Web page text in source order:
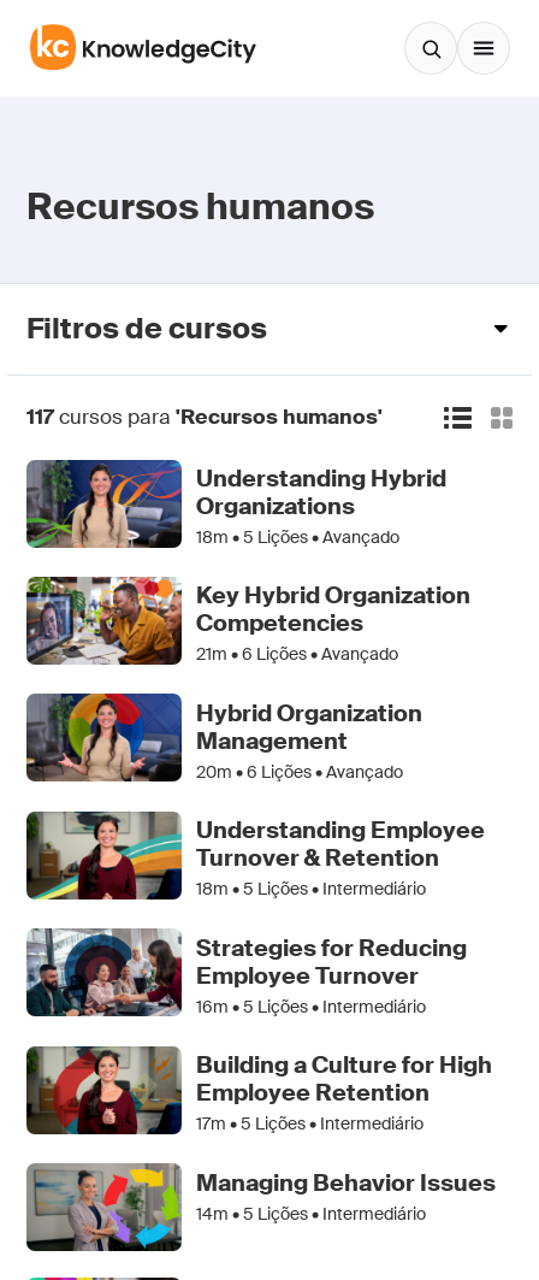
Recursos humanos
Filtros de cursos
117cursos para 'Recursos humanos'
Understanding Hybrid
Organizations
18m •5 Lições • Avançado
Key Hybrid Organization
Competencies
21m •6 Lições • Avançado
Hybrid Organization
Management
20m •6 Lições • Avançado
Understanding Employee
Turnover & Retention
18m •5 Lições • Intermediário
Strategies for Reducing
Employee Turnover
16m •5 Lições • Intermediário
Building a Culture for High
Employee Retention
17m •5 Lições • Intermediário
Managing Behavior Issues
14m •5 Lições • Intermediário